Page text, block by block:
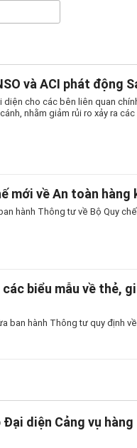
và ACI phát động
diện cho các bên liên quan
nhằm giảm rủi ro xảy ra
mới về An toàn
hành Thông tư về Bộ Quy
các biểu mẫu về thẻ,
ban hành Thông tư quy định
Đại diện Cảng vụ